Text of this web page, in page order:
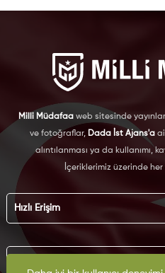
Milli Müdafaa web sitesinde
ve fotoğraflar, Dada İst Ajans'a
alıntılanması ya da kullanımı,
İçeriklerimiz üzerinde her
Hızlı Erişim